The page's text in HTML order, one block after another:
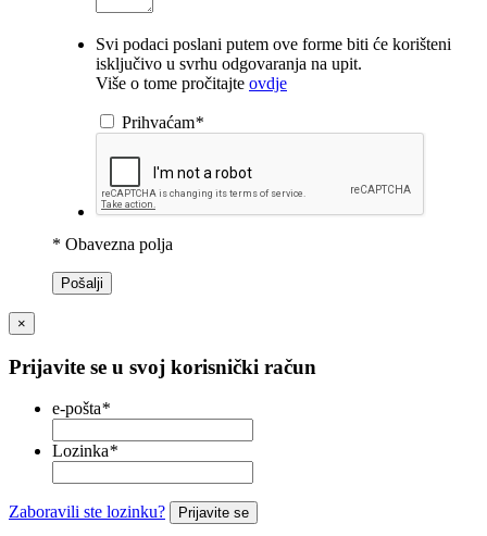
Svi podaci poslani putem ove forme biti će korišteni
isključivo u svrhu odgovaranja na upit.
Više o tome pročitajte ovdje
Prihvaćam*
* Obavezna polja
Pošalji
×
Prijavite se u svoj korisnički račun
e-pošta*
Lozinka*
Zaboravili ste lozinku? Prijavite se